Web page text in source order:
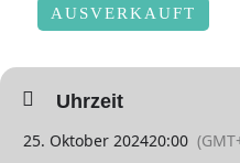
AUSVERKAUFT
Uhrzeit
25. Oktober 202420:00